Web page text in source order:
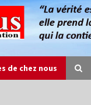
de chez nous